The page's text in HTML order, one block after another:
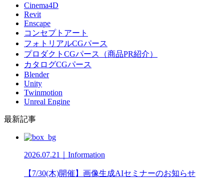
Cinema4D
Revit
Enscape
コンセプトアート
フォトリアルCGパース
プロダクトCGパース（商品PR紹介）
カタログCGパース
Blender
Unity
Twinmotion
Unreal Engine
最新記事
2026.07.21｜Information
【7/30(木)開催】画像生成AIセミナーのお知らせ